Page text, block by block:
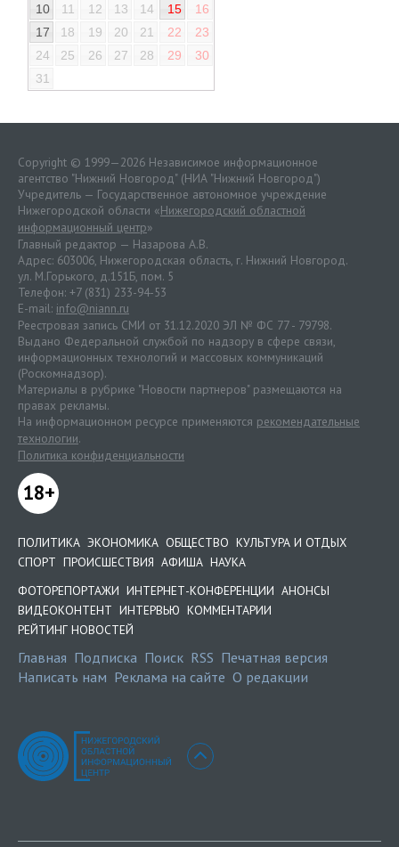
10
11 12 13 14 15
16
17
18 19 20 21 22
23
24
25 26 27 28 29
30
31
Copyright © 1999—2026 Независимое информационное
агентство "Нижний Новгород" (НИА "Нижний Новгород")
Учредитель — Государственное автономное учреждение
Нижегородской области «Нижегородский областной
информационный центр»
Главный редактор — Назарова А.В.
Адрес: 603006, Нижегородская область, г. Нижний Новгород.
ул. М.Горького, д.151Б, пом. 5
Телефон: +7 (831) 233-94-53
E-mail: info@niann.ru
Реестровая запись СМИ от 31.12.2020 ЭЛ № ФС 77 - 79798.
Выдано Федеральной службой по надзору в сфере связи,
информационных технологий и массовых коммуникаций
(Роскомнадзор).
Материалы в рубрике "Новости партнеров" размещаются на
правах рекламы.
На информационном ресурсе применяются рекомендательные
технологии.
Политика конфиденциальности
18+
ПОЛИТИКА ЭКОНОМИКА ОБЩЕСТВО КУЛЬТУРА И ОТДЫХ
СПОРТ ПРОИСШЕСТВИЯ АФИША НАУКА
ФОТОРЕПОРТАЖИ ИНТЕРНЕТ-КОНФЕРЕНЦИИ АНОНСЫ
ВИДЕОКОНТЕНТ ИНТЕРВЬЮ КОММЕНТАРИИ
РЕЙТИНГ НОВОСТЕЙ
Главная Подписка Поиск RSS Печатная версия
Написать нам Реклама на сайте О редакции